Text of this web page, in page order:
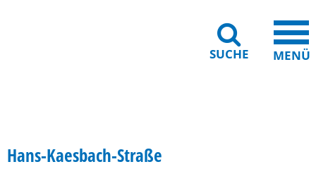
SUCHE MENÜ
Hans-Kaesbach-Straße